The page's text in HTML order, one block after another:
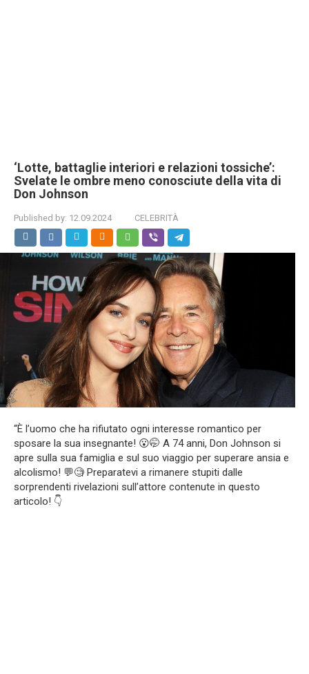
‘Lotte, battaglie interiori e relazioni tossiche’:
Svelate le ombre meno conosciute della vita di
Don Johnson
Published by: 12.09.2024 CELEBRITÀ
“È l’uomo che ha rifiutato ogni interesse romantico per
sposare la sua insegnante! 😮🤭 A 74 anni, Don Johnson si
apre sulla sua famiglia e sul suo viaggio per superare ansia e
alcolismo! 💬🧐 Preparatevi a rimanere stupiti dalle
sorprendenti rivelazioni sull’attore contenute in questo
articolo! 👇